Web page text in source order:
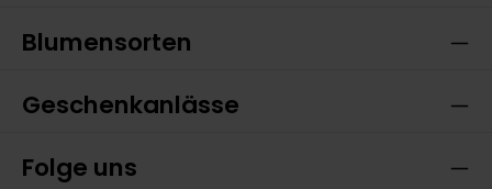
Blumensorten
Geschenkanlässe
Folge uns